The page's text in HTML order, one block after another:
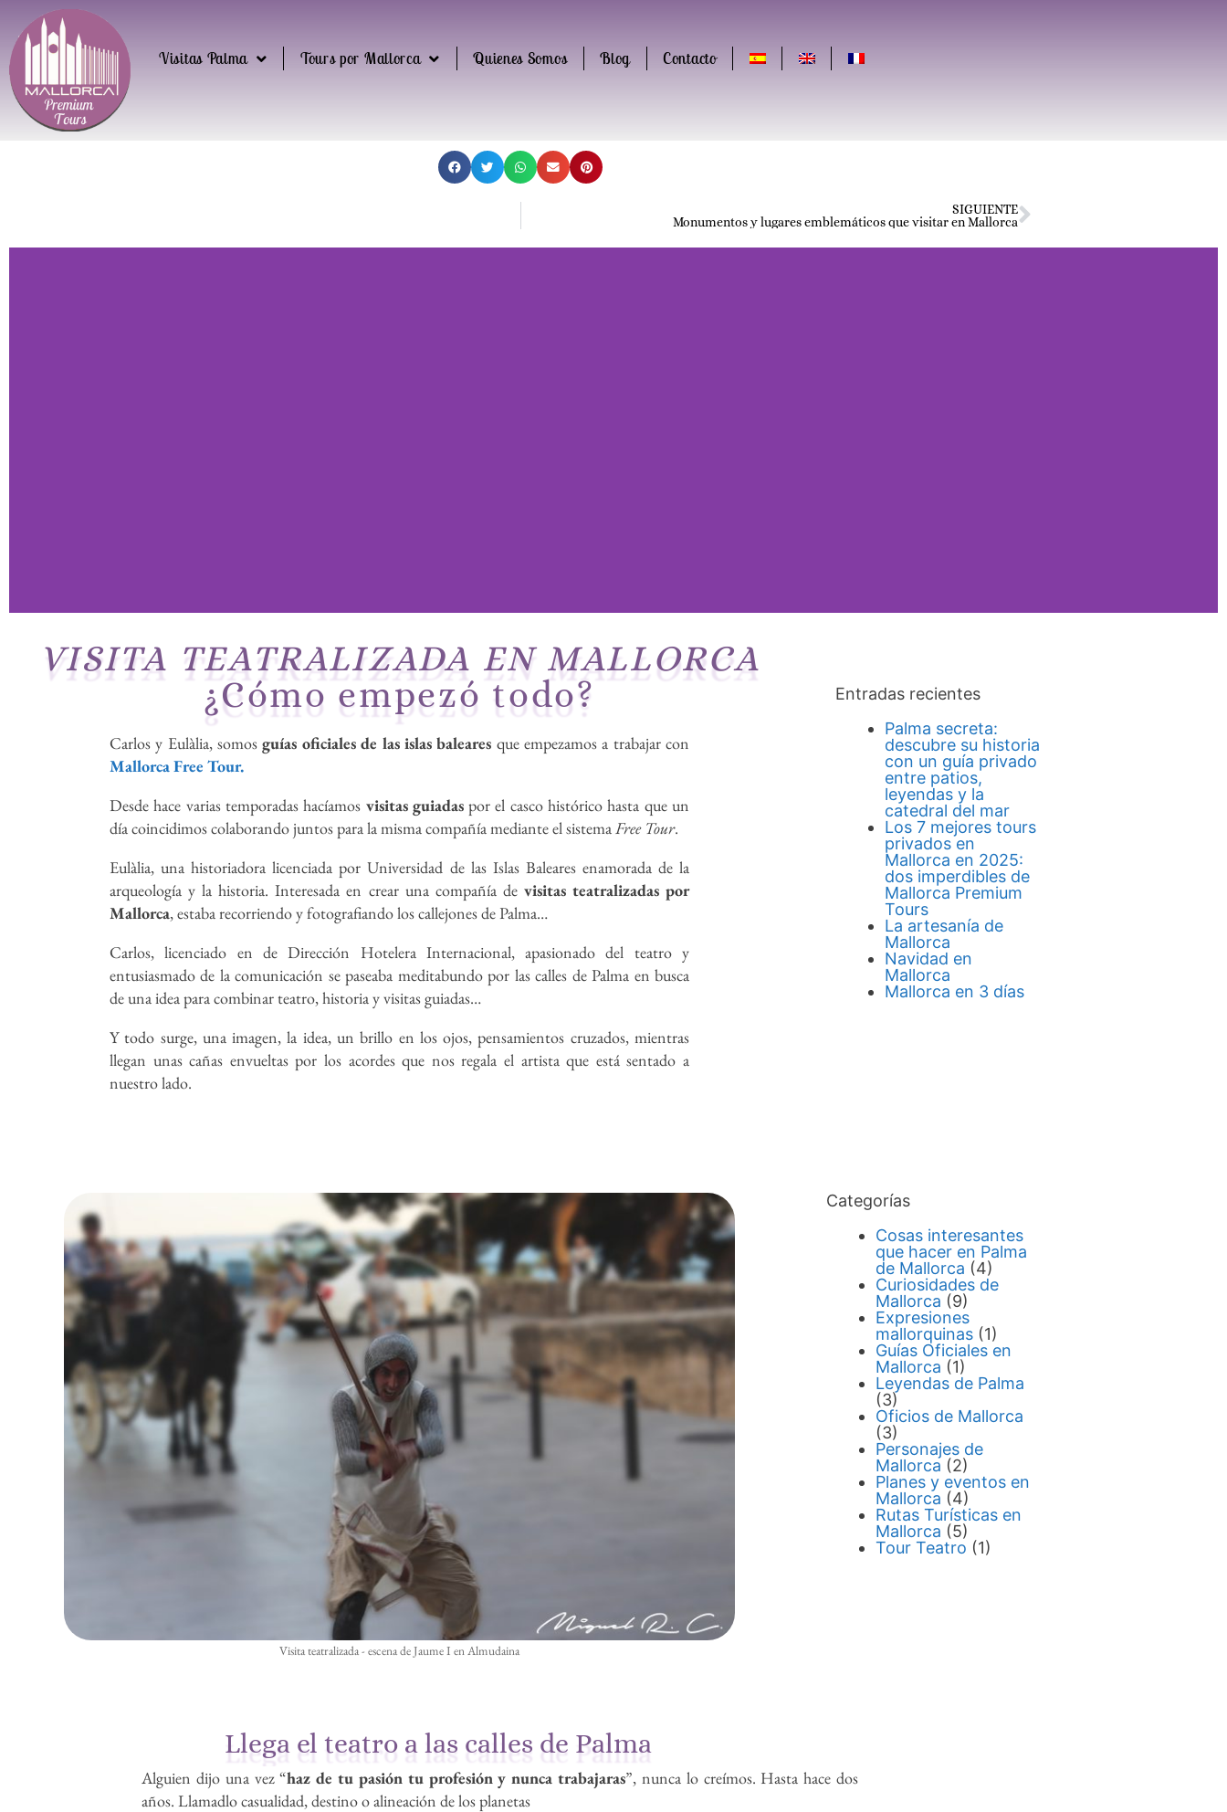
Visitas Palma Tours por Mallorca Quienes Somos Blog Contacto
SIGUIENTE
Monumentos y lugares emblemáticos que visitar en Mallorca
Visita
teatralizad
a
Descubre cómo empezó
todo
VISITA TEATRALIZADA EN MALLORCA
¿Cómo empezó todo?
Carlos y Eulàlia, somos guías oficiales de las islas baleares que empezamos a trabajar con
Mallorca Free Tour.
Desde hace varias temporadas hacíamos visitas guiadaspor el casco histórico hasta que un
día coincidimos colaborando juntos para la misma compañía mediante el sistemaFree Tour.
Eulàlia, una historiadora licenciada por Universidad de las Islas Baleares enamorada de la
arqueología y la historia. Interesada en crear una compañía de visitas teatralizadas por
Mallorca, estaba recorriendo y fotografiando los callejones de Palma…
Carlos, licenciado en de Dirección Hotelera Internacional, apasionado del teatro y
entusiasmado de la comunicación se paseaba meditabundo por las calles de Palma en busca
de una idea para combinar teatro, historia y visitas guiadas…
Y todo surge, una imagen, la idea, un brillo en los ojos, pensamientos cruzados, mientras
llegan unas cañas envueltas por los acordes que nos regala el artista que está sentado a
nuestro lado.
Entradas recientes
Palma secreta:
descubre su historia
con un guía privado
entre patios,
leyendas y la
catedral del mar
Los 7 mejores tours
privados en
Mallorca en 2025:
dos imperdibles de
Mallorca Premium
Tours
La artesanía de
Mallorca
Navidad en
Mallorca
Mallorca en 3 días
Visita teatralizada - escena de Jaume I en Almudaina
Categorías
Cosas interesantes
que hacer en Palma
de Mallorca (4)
Curiosidades de
Mallorca (9)
Expresiones
mallorquinas (1)
Guías Oficiales en
Mallorca (1)
Leyendas de Palma
(3)
Oficios de Mallorca
(3)
Personajes de
Mallorca (2)
Planes y eventos en
Mallorca (4)
Rutas Turísticas en
Mallorca (5)
Tour Teatro (1)
Llega el teatro a las calles de Palma
Alguien dijo una vez “haz de tu pasión tu profesión y nunca trabajaras”, nunca lo creímos. Hasta hace dos
años. Llamadlo casualidad, destino o alineación de los planetas